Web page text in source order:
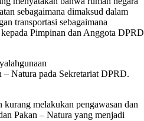
sebagaimana dimaksud dalam
transportasi sebagaimana
Pimpinan dan Anggota DPRD
– Natura pada Sekretariat DPRD.
melakukan pengawasan dan
Pakan – Natura yang menjadi